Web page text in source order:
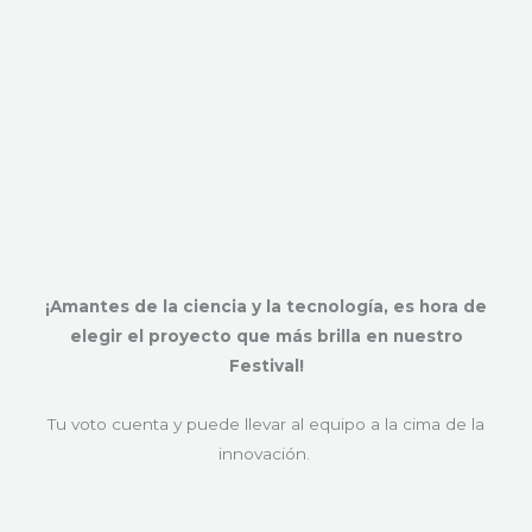
¡Amantes de la ciencia y la tecnología, es hora de
elegir el proyecto que más brilla en nuestro
Festival!
Tu voto cuenta y puede llevar al equipo a la cima de la
innovación.